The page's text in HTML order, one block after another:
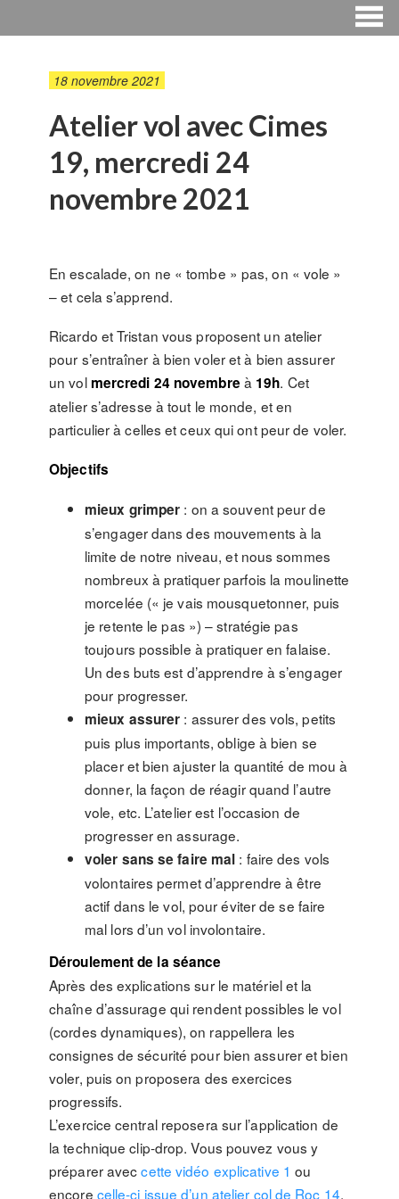
18 novembre 2021
Atelier vol avec Cimes
19, mercredi 24
novembre 2021
En escalade, on ne « tombe » pas, on « vole »
– et cela s’apprend.
Ricardo et Tristan vous proposent un atelier
pour s’entraîner à bien voler et à bien assurer
un vol mercredi 24 novembre à 19h. Cet
atelier s’adresse à tout le monde, et en
particulier à celles et ceux qui ont peur de voler.
Objectifs
mieux grimper : on a souvent peur de
s’engager dans des mouvements à la
limite de notre niveau, et nous sommes
nombreux à pratiquer parfois la moulinette
morcelée (« je vais mousquetonner, puis
je retente le pas ») – stratégie pas
toujours possible à pratiquer en falaise.
Un des buts est d’apprendre à s’engager
pour progresser.
mieux assurer : assurer des vols, petits
puis plus importants, oblige à bien se
placer et bien ajuster la quantité de mou à
donner, la façon de réagir quand l’autre
vole, etc. L’atelier est l’occasion de
progresser en assurage.
voler sans se faire mal : faire des vols
volontaires permet d’apprendre à être
actif dans le vol, pour éviter de se faire
mal lors d’un vol involontaire.
Déroulement de la séance
Après des explications sur le matériel et la
chaîne d’assurage qui rendent possibles le vol
(cordes dynamiques), on rappellera les
consignes de sécurité pour bien assurer et bien
voler, puis on proposera des exercices
progressifs.
L’exercice central reposera sur l’application de
la technique clip-drop. Vous pouvez vous y
préparer aveccette vidéo explicative 1 ou
encore celle-ci issue d’un atelier col de Roc 14.